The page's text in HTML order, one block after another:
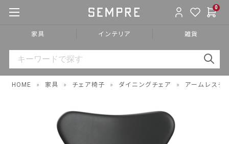
0
家具 インテリア 雑貨
HOME » 家具 » チェア椅子 » ダイニングチェア » アームレスチ